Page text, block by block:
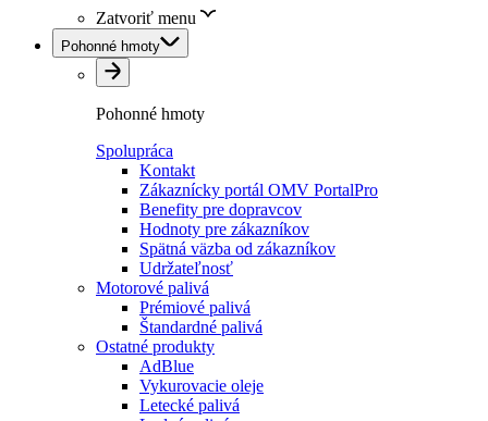
Zatvoriť menu
Pohonné hmoty
Pohonné hmoty
Spolupráca
Kontakt
Zákaznícky portál OMV PortalPro
Benefity pre dopravcov
Hodnoty pre zákazníkov
Spätná väzba od zákazníkov
Udržateľnosť
Motorové palivá
Prémiové palivá
Štandardné palivá
Ostatné produkty
AdBlue
Vykurovacie oleje
Letecké palivá